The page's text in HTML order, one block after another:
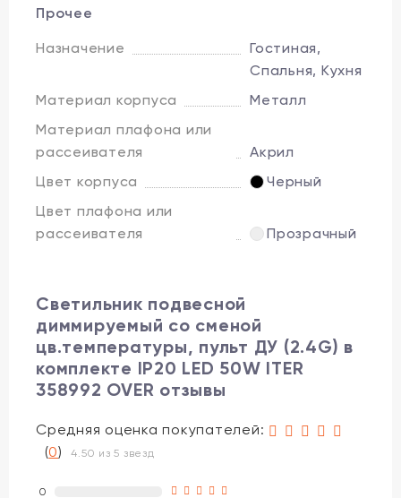
Прочее
Назначение
Гостиная,
Спальня, Кухня
Материал корпуса
Металл
Материал плафона или
рассеивателя
Акрил
Цвет корпуса
Черный
Цвет плафона или
рассеивателя
Прозрачный
Светильник подвесной
диммируемый со сменой
цв.температуры, пульт ДУ (2.4G) в
комплекте IP20 LED 50W ITER
358992 OVER отзывы
Средняя оценка покупателей:
(0)4.50 из 5 звезд
0